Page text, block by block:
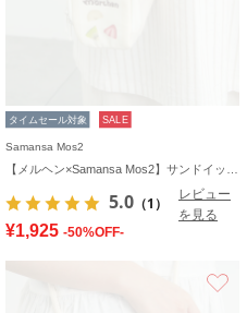
タイムセール対象 SALE
Samansa Mos2
5.0 （1）
レビュー
を見る
¥1,925 -50%OFF-